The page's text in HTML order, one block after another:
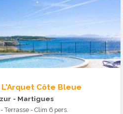
Côte Bleue
- Martigues
Terrasse - Clim 6 pers.